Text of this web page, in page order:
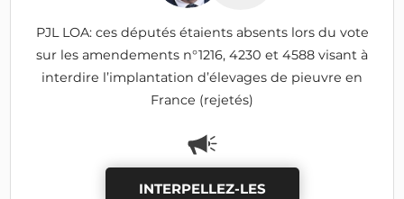
PJL LOA: ces députés étaients absents lors du vote
sur les amendements n°1216, 4230 et 4588 visant à
interdire l’implantation d’élevages de pieuvre en
France (rejetés)
INTERPELLEZ-LES